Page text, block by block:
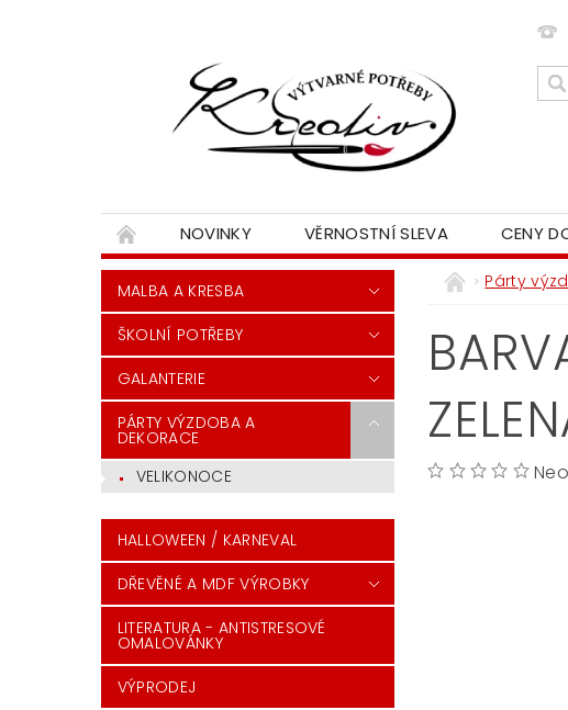
NOVINKY VĚRNOSTNÍ SLEVA CENY
MALBA A KRESBA
ŠKOLNÍ POTŘEBY
GALANTERIE
PÁRTY VÝZDOBA A
DEKORACE
VELIKONOCE
HALLOWEEN / KARNEVAL
DŘEVĚNÉ A MDF VÝROBKY
LITERATURA - ANTISTRESOVÉ
OMALOVÁNKY
VÝPRODEJ
Párty